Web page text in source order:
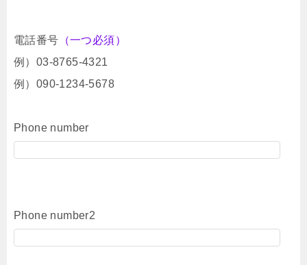
電話番号 （一つ必須）
例）03-8765-4321
例）090-1234-5678
Phone number
Phone number2